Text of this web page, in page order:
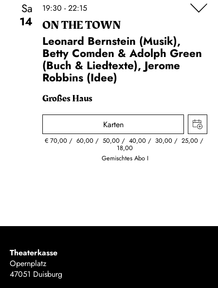
Sa
14
19:30 - 22:15
ON THE TOWN
Leonard Bernstein (Musik),
Betty Comden & Adolph Green
(Buch & Liedtexte), Jerome
Robbins (Idee)
Großes Haus
Karten
€ 70,00 60,00 50,00 40,00 30,00 25,00
18,00
Gemischtes Abo I
Theaterkasse
Opernplatz
47051 Duisburg